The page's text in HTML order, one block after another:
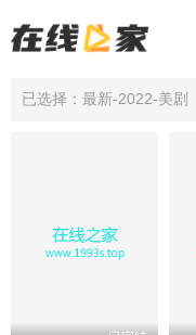
已选择：最新-2022-美剧